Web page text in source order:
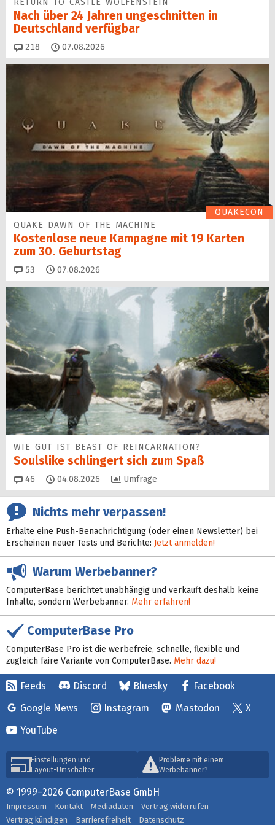
RETURN TO CASTLE WOLFENSTEIN
Nach über 24 Jahren ungeschnitten in
Deutschland verfügbar
218 Kommentare
07.08.2026
QUAKECON
QUAKE DAWN OF THE MACHINE
Kostenlose neue Kampagne mit 19 Karten
zum 30. Geburtstag
53 Kommentare
07.08.2026
WIE GUT IST BEAST OF REINCARNATION?
Soulslike schlingert sich zum Spaß
46 Kommentare
04.08.2026 Umfrage
Nichts mehr verpassen!
Erhalte eine Push-Benachrichtigung (oder einen Newsletter) bei
Erscheinen neuer Tests und Berichte: Jetzt anmelden!
Warum Werbebanner?
ComputerBase berichtet unabhängig und verkauft deshalb keine
Inhalte, sondern Werbebanner. Mehr erfahren!
ComputerBase Pro
ComputerBase Pro ist die werbefreie, schnelle, flexible und
zugleich faire Variante von ComputerBase. Mehr dazu!
Feeds Discord Bluesky
Facebook
Google News
Instagram Mastodon
X
YouTube
Einstellungen und
Layout-Umschalter
Probleme mit einem
Werbebanner?
© 1999–2026 ComputerBase GmbH
Impressum Kontakt Mediadaten
Vertrag widerrufen
Vertrag kündigen
Barrierefreiheit Datenschutz